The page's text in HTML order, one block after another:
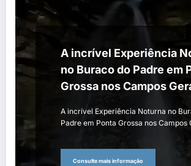
A incrível Experiência
no Buraco do Padre em
Grossa nos Campos
A incrível Experiência Noturna no
Padre em Ponta Grossa nos Campos
Consulte mais informação